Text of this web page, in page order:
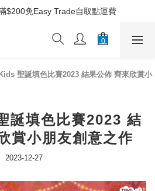
$200免Easy Trade自取點運費
$200免Easy Trade自取點運費
免運費 | 滿$50免自取點運費
聖誕填色比賽2023 結果公佈 齊來欣賞小
誕填色比賽2023 結
賞小朋友創意之作
2023-12-27